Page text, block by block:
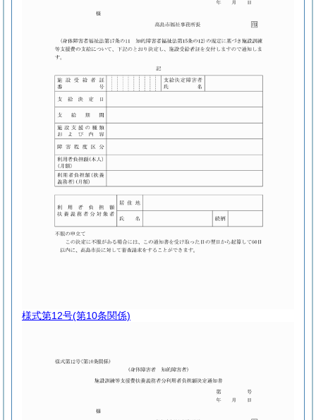
様式第12号(第10条関係)